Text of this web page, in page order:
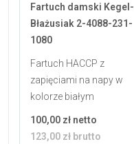
Fartuch damski Kegel-
Błażusiak 2-4088-231-
1080
Fartuch HACCP z
zapięciami na napy w
kolorze białym
100,00 zł netto
123,00 zł brutto